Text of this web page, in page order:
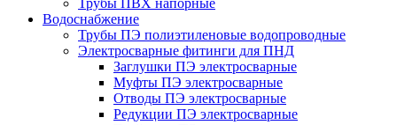
Трубы ПВХ напорные
Водоснабжение
Трубы ПЭ полиэтиленовые водопроводные
Электросварные фитинги для ПНД
Заглушки ПЭ электросварные
Муфты ПЭ электросварные
Отводы ПЭ электросварные
Редукции ПЭ электросварные